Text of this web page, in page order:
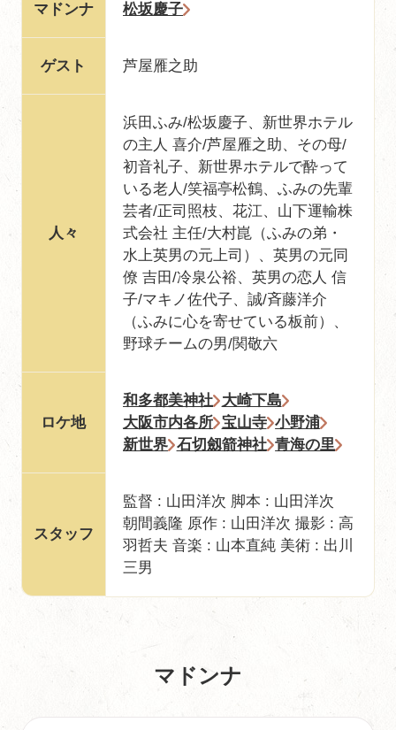
マドンナ 松坂慶子
ゲスト 芦屋雁之助
人々
浜田ふみ/松坂慶子、新世界ホテル
の主人 喜介/芦屋雁之助、その母/
初音礼子、新世界ホテルで酔って
いる老人/笑福亭松鶴、ふみの先輩
芸者/正司照枝、花江、山下運輸株
式会社 主任/大村崑（ふみの弟・
水上英男の元上司）、英男の元同
僚 吉田/冷泉公裕、英男の恋人 信
子/マキノ佐代子、誠/斉藤洋介
（ふみに心を寄せている板前）、
野球チームの男/関敬六
ロケ地
和多都美神社 大崎下島
大阪市内各所 宝山寺 小野浦
新世界 石切劔箭神社 青海の里
スタッフ
監督 : 山田洋次 脚本 : 山田洋次
朝間義隆 原作 : 山田洋次 撮影 : 高
羽哲夫 音楽 : 山本直純 美術 : 出川
三男
マドンナ